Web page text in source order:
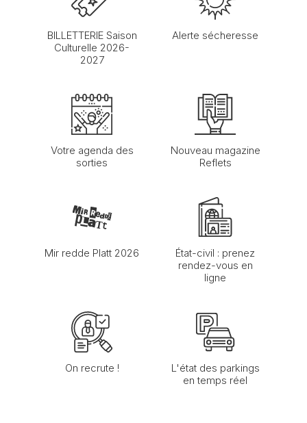
BILLETTERIE Saison
Culturelle 2026-
2027
Alerte sécheresse
Votre agenda des
sorties
Nouveau magazine
Reflets
Mir redde Platt 2026
État-civil : prenez
rendez-vous en
ligne
On recrute !
L'état des parkings
en temps réel